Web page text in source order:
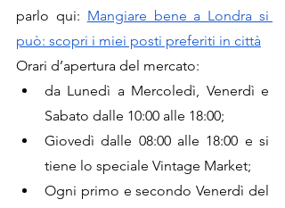
parlo qui: Mangiare bene a Londra si
può: scopri i miei posti preferiti in città
Orari d’apertura del mercato:
da Lunedì a Mercoledì, Venerdì e
Sabato dalle 10:00 alle 18:00;
Giovedì dalle 08:00 alle 18:00 e si
tiene lo speciale Vintage Market;
Ogni primo e secondo Venerdì del